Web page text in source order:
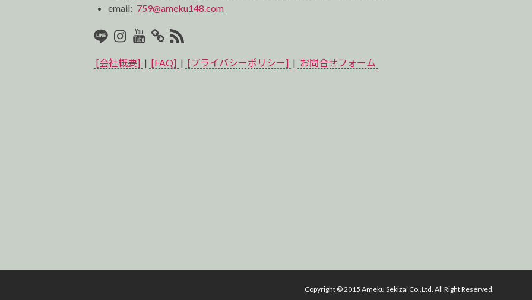
email: 759@ameku148.com
LINEInstagram
Youtube
マ
イ
RSS2
[会社概要] | [FAQ] | [プライバシーポリシー] | お問合せフォーム
Copyright © 2015 Ameku Sekizai Co.,Ltd. All Right Reserved.